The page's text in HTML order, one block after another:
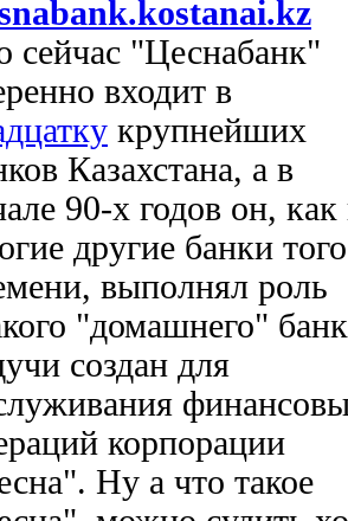
сейчас "Цеснабанк"
входит в
крупнейших
Казахстана, а в
90-х годов он, как
другие банки того
выполнял роль
"домашнего"
создан для
корпорации
Ну а что такое